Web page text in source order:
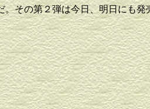
だ。その第２弾は今日、明日